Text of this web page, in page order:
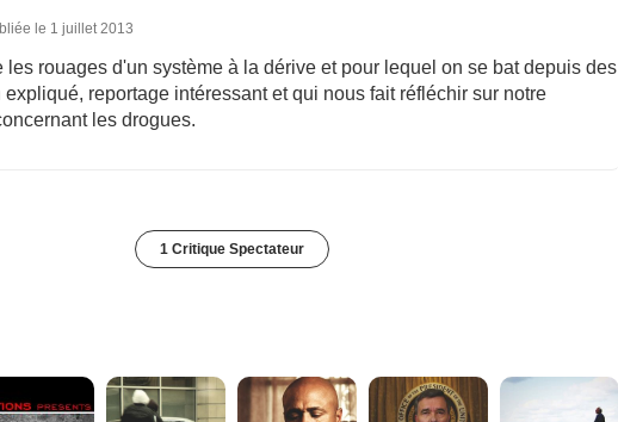
le 1 juillet 2013
les rouages d'un système à la dérive et pour lequel on se bat depuis des
reportage intéressant et qui nous fait réfléchir sur notre
les drogues.
1 Critique Spectateur